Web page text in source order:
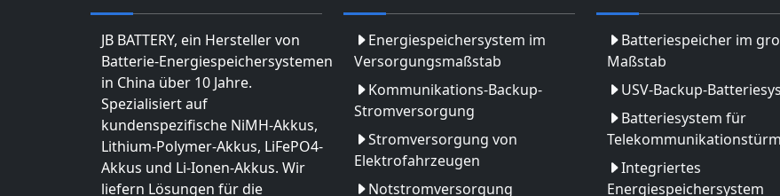
JB BATTERY, ein Hersteller von
Batterie-Energiespeichersystemen
in China über 10 Jahre.
Spezialisiert auf
kundenspezifische NiMH-Akkus,
Lithium-Polymer-Akkus, LiFePO4-
Akkus und Li-Ionen-Akkus. Wir
liefern Lösungen für die
Energiespeichersystem im
Versorgungsmaßstab
Kommunikations-Backup-
Stromversorgung
Stromversorgung von
Elektrofahrzeugen
Notstromversorgung
Batteriespeicher im
Maßstab
USV-Backup-
Batteriesystem für
Integriertes
Energiespeichersystem